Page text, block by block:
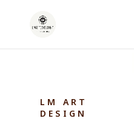
LM ART
DESIGN